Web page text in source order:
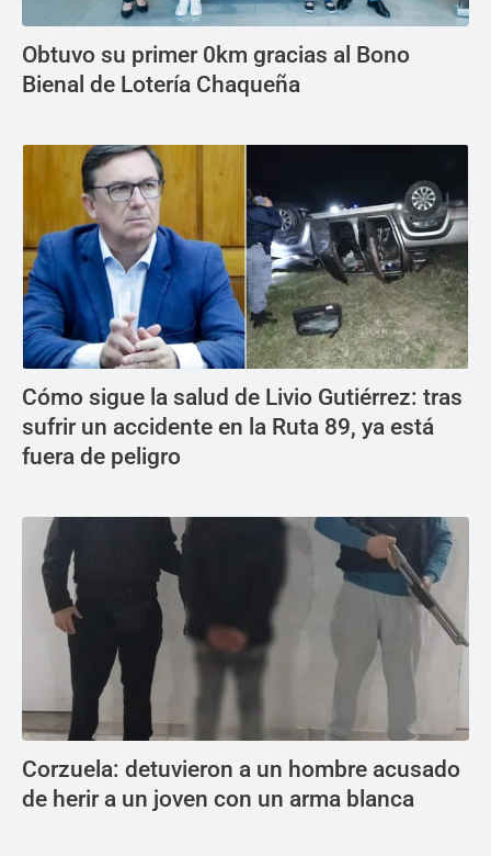
Obtuvo su primer 0km gracias al Bono
Bienal de Lotería Chaqueña
Cómo sigue la salud de Livio Gutiérrez: tras
sufrir un accidente en la Ruta 89, ya está
fuera de peligro
Corzuela: detuvieron a un hombre acusado
de herir a un joven con un arma blanca